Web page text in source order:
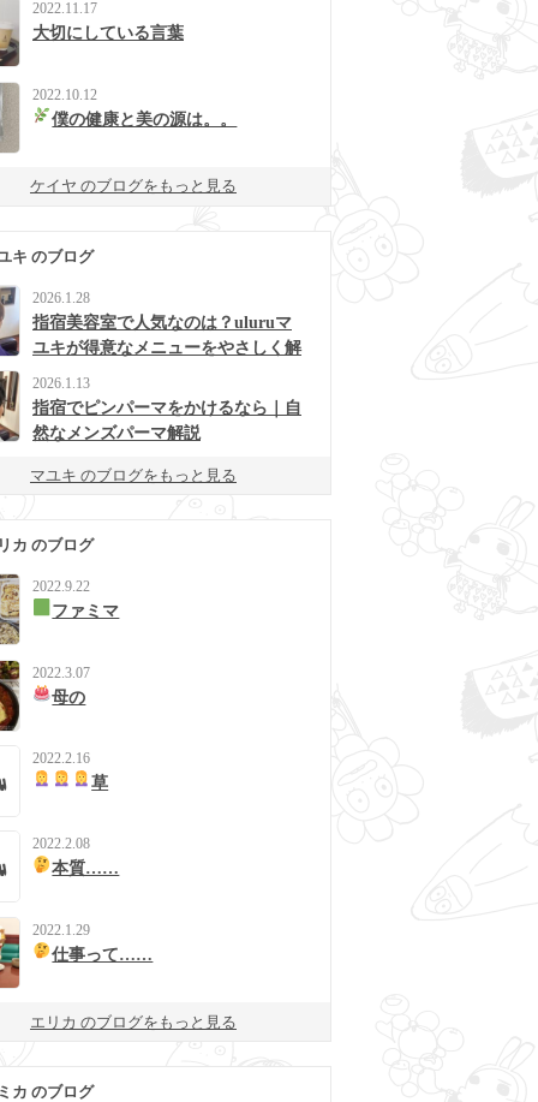
2022.11.17
大切にしている言葉
2022.10.12
僕の健康と美の源は。。
ケイヤ のブログをもっと見る
キ のブログ
2026.1.28
指宿美容室で人気なのは？uluruマ
ユキが得意なメニューをやさしく解
2026.1.13
指宿でピンパーマをかけるなら｜自
然なメンズパーマ解説
マユキ のブログをもっと見る
カ のブログ
2022.9.22
ファミマ
2022.3.07
母の
2022.2.16
草
2022.2.08
本質……
2022.1.29
仕事って……
エリカ のブログをもっと見る
カ のブログ